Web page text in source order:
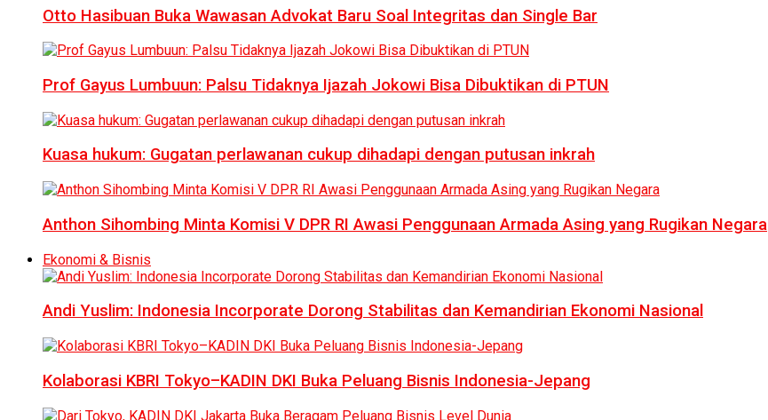
Otto Hasibuan Buka Wawasan Advokat Baru Soal Integritas dan Single Bar
Prof Gayus Lumbuun: Palsu Tidaknya Ijazah Jokowi Bisa Dibuktikan di PTUN
Kuasa hukum: Gugatan perlawanan cukup dihadapi dengan putusan inkrah
Anthon Sihombing Minta Komisi V DPR RI Awasi Penggunaan Armada Asing yang Rugikan Negara
Ekonomi & Bisnis
Andi Yuslim: Indonesia Incorporate Dorong Stabilitas dan Kemandirian Ekonomi Nasional
Kolaborasi KBRI Tokyo–KADIN DKI Buka Peluang Bisnis Indonesia-Jepang